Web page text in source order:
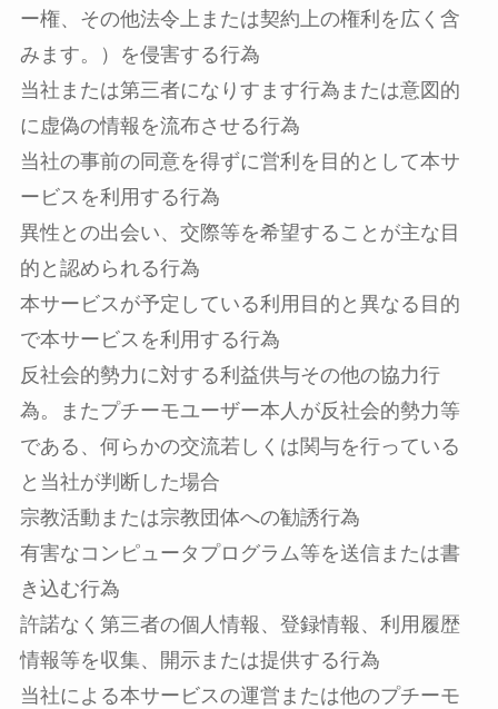
ー権、その他法令上または契約上の権利を広く含
みます。）を侵害する行為
当社または第三者になりすます行為または意図的
に虚偽の情報を流布させる行為
当社の事前の同意を得ずに営利を目的として本サ
ービスを利用する行為
異性との出会い、交際等を希望することが主な目
的と認められる行為
本サービスが予定している利用目的と異なる目的
で本サービスを利用する行為
反社会的勢力に対する利益供与その他の協力行
為。またプチーモユーザー本人が反社会的勢力等
である、何らかの交流若しくは関与を行っている
と当社が判断した場合
宗教活動または宗教団体への勧誘行為
有害なコンピュータプログラム等を送信または書
き込む行為
許諾なく第三者の個人情報、登録情報、利用履歴
情報等を収集、開示または提供する行為
当社による本サービスの運営または他のプチーモ